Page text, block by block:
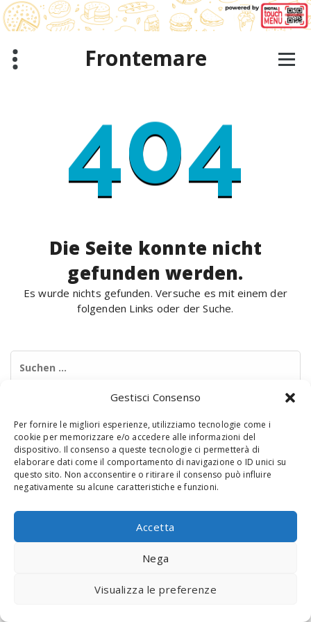
Gestisci Consenso
Per fornire le migliori esperienze, utilizziamo tecnologie come i
cookie per memorizzare e/o accedere alle informazioni del
dispositivo. Il consenso a queste tecnologie ci permetterà di
elaborare dati come il comportamento di navigazione o ID unici su
questo sito. Non acconsentire o ritirare il consenso può influire
negativamente su alcune caratteristiche e funzioni.
Accetta
Nega
Visualizza le preferenze
Zum
Inhalt
springen
Frontemare
404
Die Seite konnte nicht
gefunden werden.
Es wurde nichts gefunden. Versuche es mit einem der
folgenden Links oder der Suche.
© 2020 Digital Touch Menu. Menu realizzato da